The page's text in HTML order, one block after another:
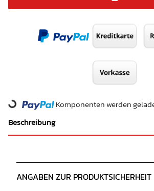
Loading...
Komponenten werden
Beschreibung
ANGABEN ZUR PRODUKTSICHERHEIT